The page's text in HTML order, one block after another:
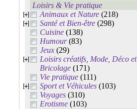
Loisirs & Vie pratique
Animaux et Nature (218)
Santé et Bien-être (298)
Cuisine (138)
Humour(83)
Jeux (29)
Loisirs créatifs, Mode, Déco et
Bricolage (171)
Vie pratique (111)
Sport et Véhicules (103)
Voyages (310)
Erotisme (103)